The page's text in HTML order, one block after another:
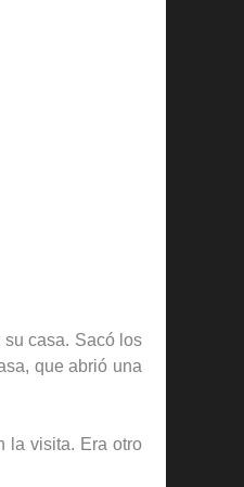
casa. Sacó los
que abrió una
la visita. Era otro